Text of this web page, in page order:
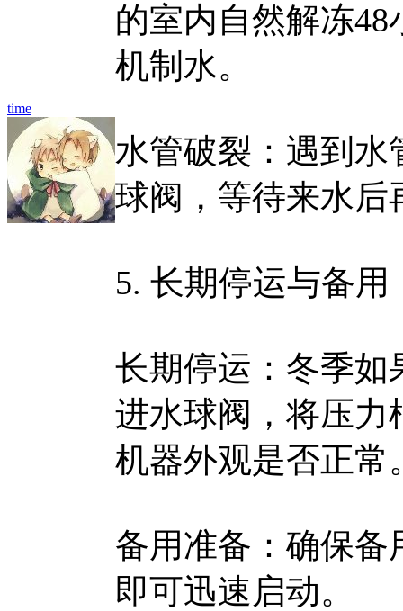
time
的室内自然解冻
机制水。
水管破裂：遇到水
球阀，等待来水后
5. 长期停运与备用
长期停运：冬季如
进水球阀，将压力
机器外观是否正常
备用准备：确保备
即可迅速启动。